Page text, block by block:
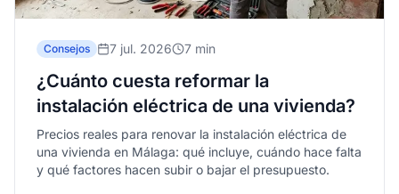
Consejos 7 jul. 2026 7 min
¿Cuánto cuesta reformar la
instalación eléctrica de una vivienda?
Precios reales para renovar la instalación eléctrica de
una vivienda en Málaga: qué incluye, cuándo hace falta
y qué factores hacen subir o bajar el presupuesto.